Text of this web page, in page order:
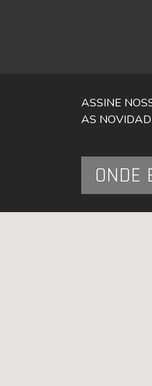
ASSINE
AS
ONDE